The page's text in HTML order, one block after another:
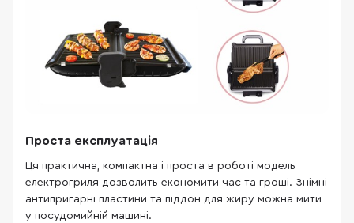
Проста експлуатація
Ця практична, компактна і проста в роботі модель
електрогриля дозволить економити час та гроші. Знімні
антипригарні пластини та піддон для жиру можна мити
у посудомийній машині.